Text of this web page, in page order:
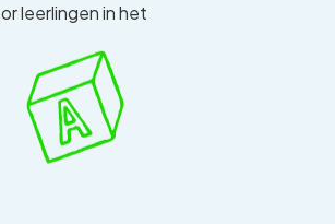
leerlingen in het